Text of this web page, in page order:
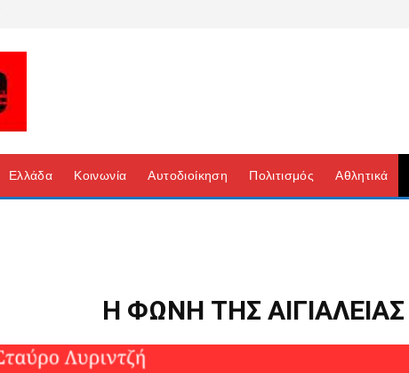
Ελλάδα Κοινωνία Αυτοδιοίκηση Πολιτισμός Αθλητικά
Η ΦΩΝΉ ΤΗΣ ΑΙΓΙΆΛΕΙΑΣ